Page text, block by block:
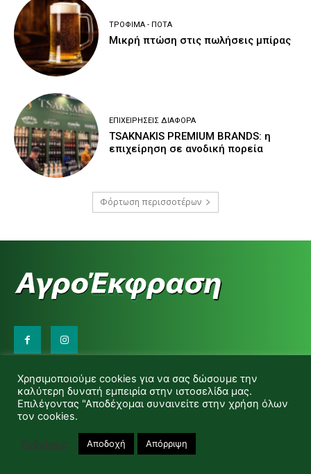
ΤΡΌΦΙΜΑ - ΠΟΤΆ
Μικρή πτώση στις πωλήσεις μπίρας
ΕΠΙΧΕΙΡΉΣΕΙΣ ΔΙΆΦΟΡΑ
TSAKNAKIS PREMIUM BRANDS: η
επιχείρηση σε ανοδική πορεία
Φόρτωση περισσοτέρων
d.makas@yahoo.gr
info@agrofitro.gr
Μακάς Ντίνος
Χρησιμοποιούμε cookies για να σας δώσουμε την
καλύτερη δυνατή εμπειρία στην ιστοσελίδα μας.
Επιλέγοντας "Αποδέχομαι συναινείτε στην χρήση όλων
τον cookies.
Ρυθμίσεις Αποδοχή Απόρριψη